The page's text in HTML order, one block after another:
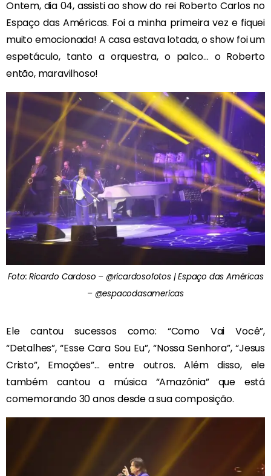
Ontem, dia 04, assisti ao show do rei Roberto Carlos no
Espaço das Américas. Foi a minha primeira vez e fiquei
muito emocionada! A casa estava lotada, o show foi um
espetáculo, tanto a orquestra, o palco… o Roberto
então, maravilhoso!
Foto: Ricardo Cardoso – @ricardosofotos | Espaço das Américas
– @espacodasamericas
Ele cantou sucessos como: “Como Vai Você”,
“Detalhes”, “Esse Cara Sou Eu”, “Nossa Senhora”, “Jesus
Cristo”, Emoções”… entre outros. Além disso, ele
também cantou a música “Amazônia” que está
comemorando 30 anos desde a sua composição.